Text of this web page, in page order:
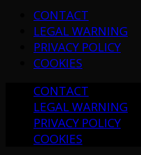
CONTACT
LEGAL WARNING
PRIVACY POLICY
COOKIES
CONTACT
LEGAL WARNING
PRIVACY POLICY
COOKIES